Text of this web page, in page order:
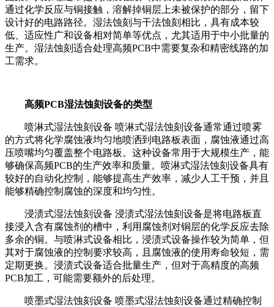
通过化学反应与铜接触，溶解掉铜层上未被保护的部分，留下
设计好的电路路径。湿法蚀刻与干法蚀刻相比，具有成本较
低、适应性广和设备相对简单等优点，尤其适用于中小批量的
生产。湿法蚀刻适合处理高频PCB中需要复杂和精密线路的加
工需求。
高频PCB湿法蚀刻设备的类型
喷淋式湿法蚀刻设备 喷淋式湿法蚀刻设备通常通过喷雾
的方式将化学腐蚀液均匀地喷洒到电路板表面，腐蚀液通过高
压喷嘴均匀覆盖整个电路板。这种设备常用于大规模生产，能
够确保高频PCB的生产效率和质量。喷淋式湿法蚀刻设备具有
较好的自动化控制，能够提高生产效率，减少人工干预，并且
能够精确控制腐蚀的深度和均匀性。
浸渍式湿法蚀刻设备 浸渍式湿法蚀刻设备是将电路板直
接浸入含有腐蚀剂的槽中，利用腐蚀剂对铜层的化学反应去除
多余的铜。与喷淋式设备相比，浸渍式设备操作较为简单，但
其对于腐蚀液的控制要求较高，且腐蚀液的使用寿命较短，需
定期更换。浸渍式设备适合批量生产，但对于高精度的高频
PCB加工，可能需要额外的后处理。
喷墨式湿法蚀刻设备 喷墨式湿法蚀刻设备通过精确控制